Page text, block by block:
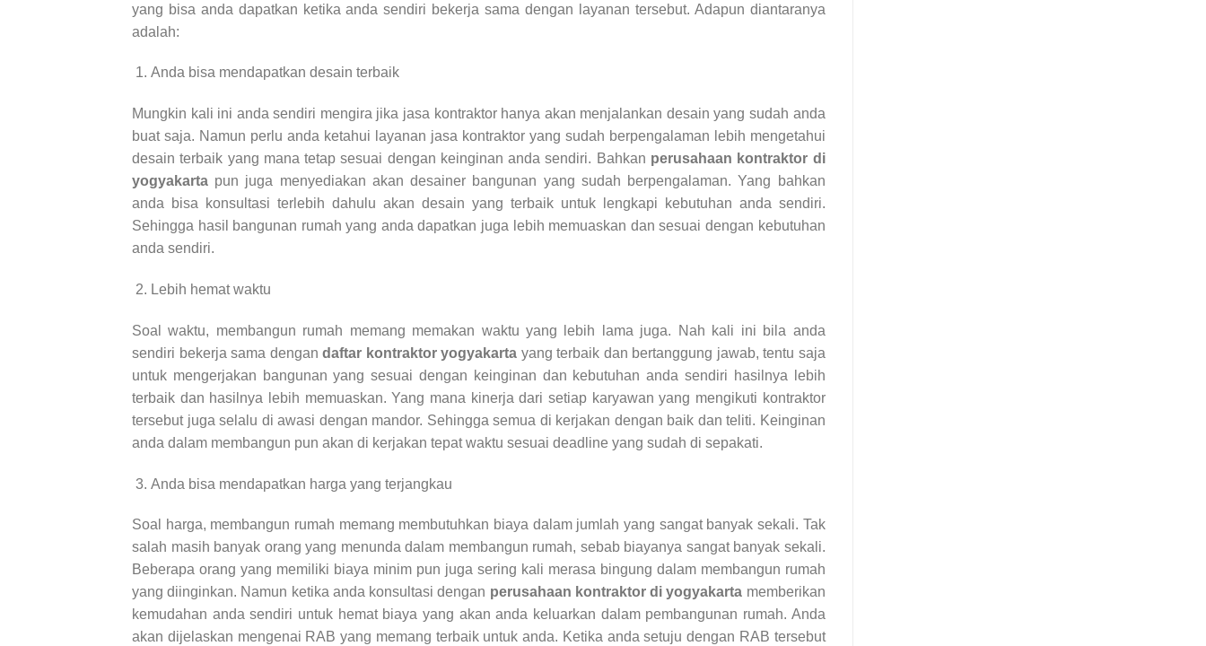
yang bisa anda dapatkan ketika anda sendiri bekerja sama dengan layanan tersebut. Adapun diantaranya
adalah:
Anda bisa mendapatkan desain terbaik
Mungkin kali ini anda sendiri mengira jika jasa kontraktor hanya akan menjalankan desain yang sudah anda
buat saja. Namun perlu anda ketahui layanan jasa kontraktor yang sudah berpengalaman lebih mengetahui
desain terbaik yang mana tetap sesuai dengan keinginan anda sendiri. Bahkan perusahaan kontraktor di
yogyakarta pun juga menyediakan akan desainer bangunan yang sudah berpengalaman. Yang bahkan
anda bisa konsultasi terlebih dahulu akan desain yang terbaik untuk lengkapi kebutuhan anda sendiri.
Sehingga hasil bangunan rumah yang anda dapatkan juga lebih memuaskan dan sesuai dengan kebutuhan
anda sendiri.
Lebih hemat waktu
Soal waktu, membangun rumah memang memakan waktu yang lebih lama juga. Nah kali ini bila anda
sendiri bekerja sama dengan daftar kontraktor yogyakarta yang terbaik dan bertanggung jawab, tentu saja
untuk mengerjakan bangunan yang sesuai dengan keinginan dan kebutuhan anda sendiri hasilnya lebih
terbaik dan hasilnya lebih memuaskan. Yang mana kinerja dari setiap karyawan yang mengikuti kontraktor
tersebut juga selalu di awasi dengan mandor. Sehingga semua di kerjakan dengan baik dan teliti. Keinginan
anda dalam membangun pun akan di kerjakan tepat waktu sesuai deadline yang sudah di sepakati.
Anda bisa mendapatkan harga yang terjangkau
Soal harga, membangun rumah memang membutuhkan biaya dalam jumlah yang sangat banyak sekali. Tak
salah masih banyak orang yang menunda dalam membangun rumah, sebab biayanya sangat banyak sekali.
Beberapa orang yang memiliki biaya minim pun juga sering kali merasa bingung dalam membangun rumah
yang diinginkan. Namun ketika anda konsultasi dengan perusahaan kontraktor di yogyakarta memberikan
kemudahan anda sendiri untuk hemat biaya yang akan anda keluarkan dalam pembangunan rumah. Anda
akan dijelaskan mengenai RAB yang memang terbaik untuk anda. Ketika anda setuju dengan RAB tersebut